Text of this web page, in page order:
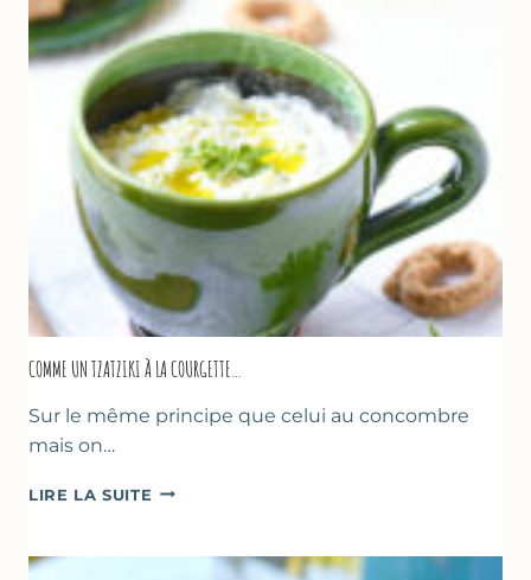
COMME UN TZATZIKI À LA COURGETTE…
Sur le même principe que celui au concombre
mais on…
LIRE LA SUITE COMME
À